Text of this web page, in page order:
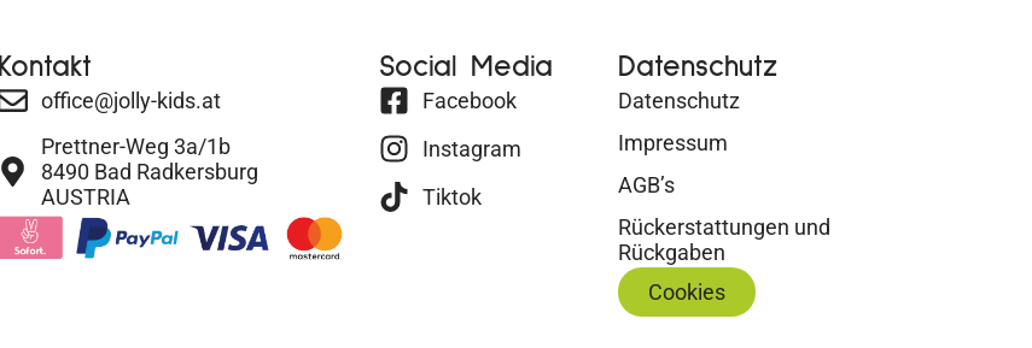
Kontakt
office@jolly-kids.at
Prettner-Weg 3a/1b
8490 Bad Radkersburg
AUSTRIA
Social Media
Facebook
Instagram
Tiktok
Datenschutz
Datenschutz
Impressum
AGB’s
Rückerstattungen und
Rückgaben
Cookies